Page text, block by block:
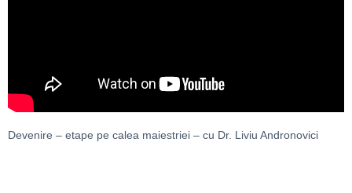
Devenire – etape pe calea maiestriei – cu Dr. Liviu Andronovici